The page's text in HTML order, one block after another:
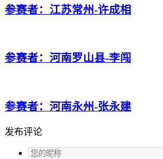
参赛者：江苏常州-许成相
参赛者：河南罗山县-李闯
参赛者：河南永州-张永建
发布评论